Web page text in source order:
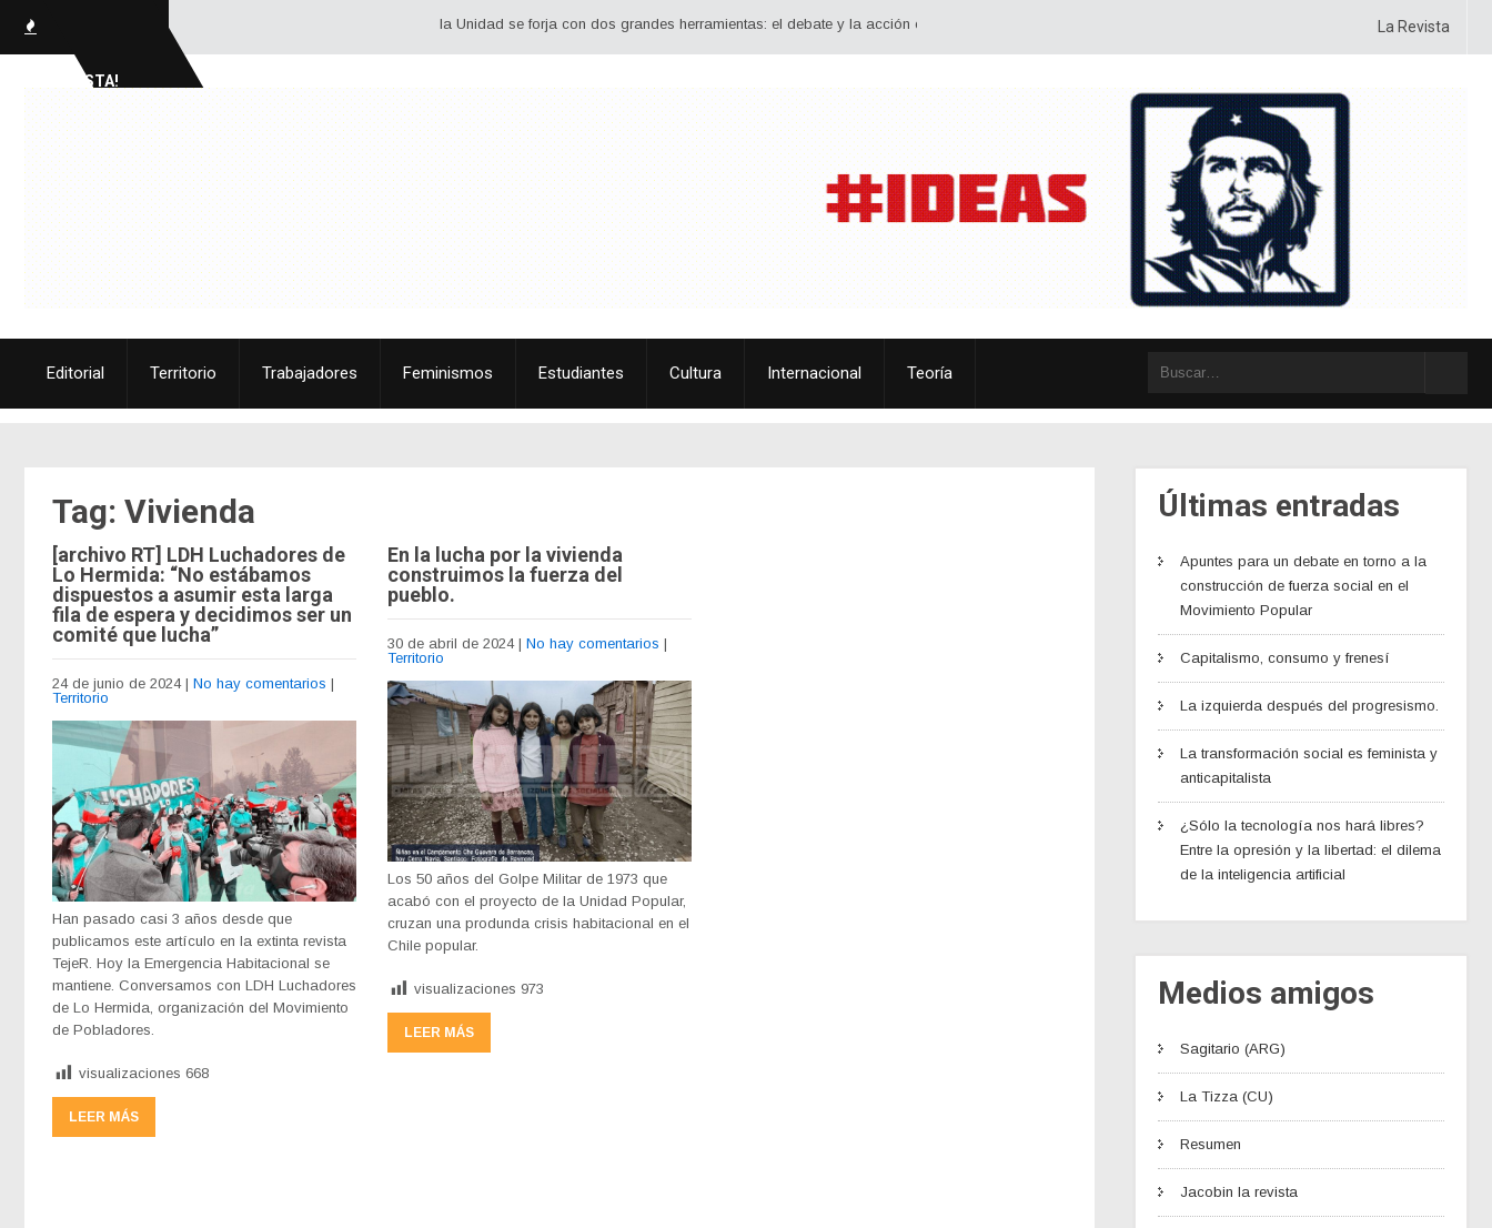
SOCIALISTA!
la Unidad se forja con dos grandes herramientas: el debate y la acción conjunta. Debatir estrategia, ideología, táctica y posiciones, con sentido crítico yLa Revista
Editorial Territorio Trabajadores Feminismos Estudiantes Cultura Internacional Teoría
Tag: Vivienda
[archivo RT] LDH Luchadores de
Lo Hermida: “No estábamos
dispuestos a asumir esta larga
fila de espera y decidimos ser un
comité que lucha”
24 de junio de 2024 | No hay comentarios |
Territorio
Han pasado casi 3 años desde que
publicamos este artículo en la extinta revista
TejeR. Hoy la Emergencia Habitacional se
mantiene. Conversamos con LDH Luchadores
de Lo Hermida, organización del Movimiento
de Pobladores.
visualizaciones 668
LEER MÁS
En la lucha por la vivienda
construimos la fuerza del
pueblo.
30 de abril de 2024 | No hay comentarios |
Territorio
Los 50 años del Golpe Militar de 1973 que
acabó con el proyecto de la Unidad Popular,
cruzan una produnda crisis habitacional en el
Chile popular.
visualizaciones 973
LEER MÁS
Últimas entradas
Apuntes para un debate en torno a la
construcción de fuerza social en el
Movimiento Popular
Capitalismo, consumo y frenesí
La izquierda después del progresismo.
La transformación social es feminista y
anticapitalista
¿Sólo la tecnología nos hará libres?
Entre la opresión y la libertad: el dilema
de la inteligencia artificial
Medios amigos
Sagitario (ARG)
La Tizza (CU)
Resumen
Jacobin la revista